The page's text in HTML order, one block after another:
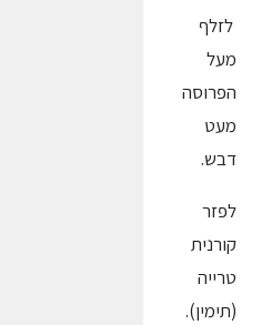
לזלף
מעל
הפרוסה
מעט
דבש.
לפזר
קורנית
טרייה
(תימין).